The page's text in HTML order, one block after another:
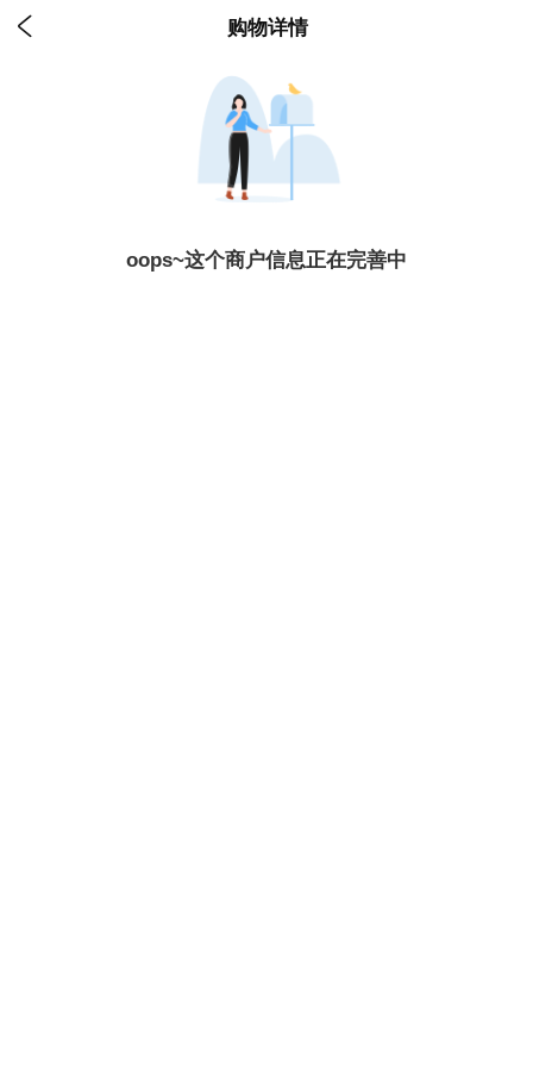
 购物详情
oops~这个商户信息正在完善中